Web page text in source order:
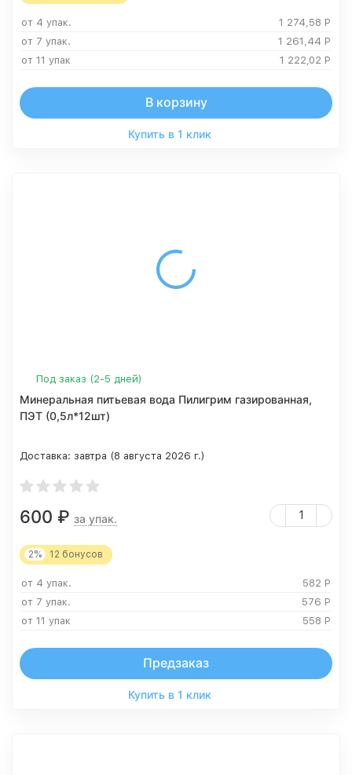
от 4 упак. 1 274,58 Р
от 7 упак.
1 261,44 Р
от 11 упак
1 222,02 Р
В корзину
Купить в 1 клик
Под заказ (2-5 дней)
Минеральная питьевая вода Пилигрим газированная,
ПЭТ (0,5л*12шт)
Доставка: завтра (8 августа 2026 г.)
600 ₽ за упак.
2% 12 бонусов
от 4 упак. 582 Р
от 7 упак.
576 Р
от 11 упак
558 Р
Предзаказ
Купить в 1 клик